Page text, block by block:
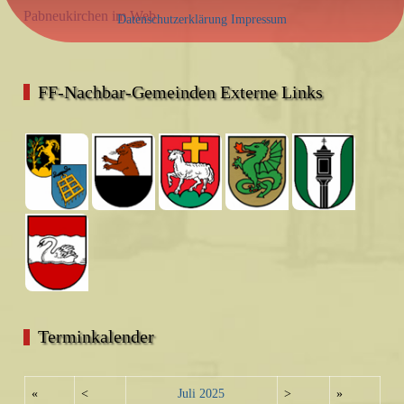
Pabneukirchen im Web
FF-Nachbar-Gemeinden Externe Links
Terminkalender
« < Juli 2025 > »
Datenschutzerklärung Impressum